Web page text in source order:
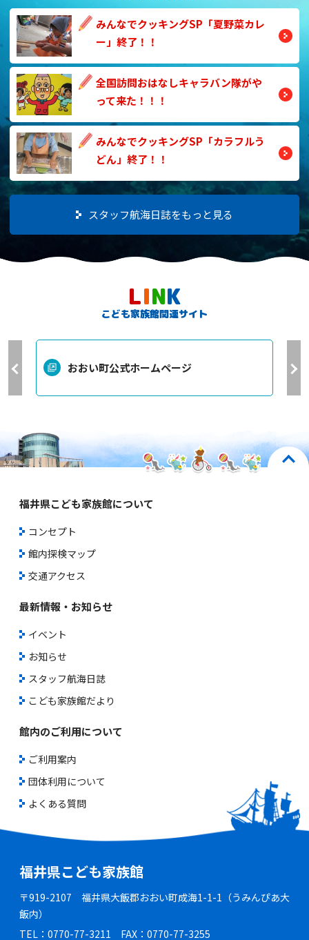
みんなでクッキングSP「夏野菜カレ
ー」終了！！
全国訪問おはなしキャラバン隊がや
って来た！！！
みんなでクッキングSP「カラフルう
どん」終了！！
スタッフ航海日誌をもっと見る
LINK
こども家族館関連サイト
おおい町公式ホームページ
福井県こども家族館について
コンセプト
館内探検マップ
交通アクセス
最新情報・お知らせ
イベント
お知らせ
スタッフ航海日誌
こども家族館だより
館内のご利用について
ご利用案内
団体利用について
よくある質問
福井県こども家族館
〒919-2107 福井県大飯郡おおい町成海1-1-1（うみんぴあ大
飯内）
TEL：0770-77-3211 FAX：0770-77-3255